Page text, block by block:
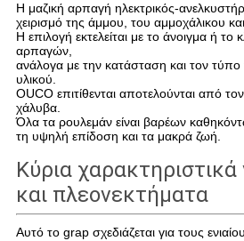
Η μαζική αρπαγή ηλεκτρικός-
χειρισμό της άμμου, του αμμοχάλικου
Η επιλογή εκτελείται με το άνοιγμα ή
αρπαγών,
ανάλογα με την κατάσταση και τον τύπο
υλικού.
OUCO επιτίθενται αποτελούνται από
χάλυβα.
Όλα τα ρουλεμάν είναι βαρέων
τη υψηλή επίδοση και τα μακρά ζωή.
Κύρια
και πλεονεκτήματα
Αυτό το grap σχεδιάζεται για τους